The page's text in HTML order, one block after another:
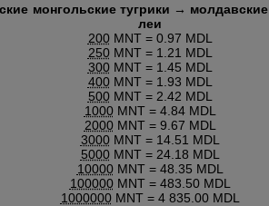
монгольские тугрики → молдавские
леи
200MNT = 0.97 MDL
250MNT = 1.21 MDL
300MNT = 1.45 MDL
400MNT = 1.93 MDL
500MNT = 2.42 MDL
1000MNT = 4.84 MDL
2000MNT = 9.67 MDL
3000MNT = 14.51 MDL
5000MNT = 24.18 MDL
10000MNT = 48.35 MDL
100000MNT = 483.50 MDL
1000000MNT = 4 835.00 MDL